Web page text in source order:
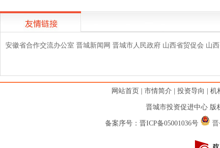
安徽省合作交流办公室 晋城新闻网 晋城市人民政府 山西省贸促会 山
网站首页 |市情简介 |投资导向 |机
晋城市投资促进中心 版
备案序号： 晋ICP备05001036号 晋